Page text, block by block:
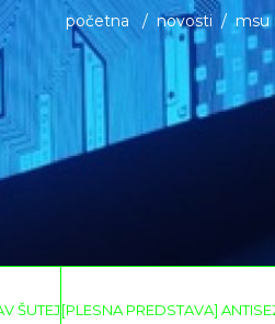
početna novosti msu
ŠUTEJ[PLESNA PREDSTAVA]